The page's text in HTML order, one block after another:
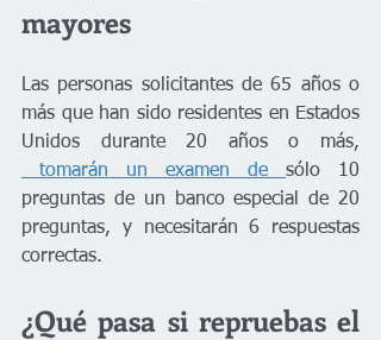
mayores
Las personas solicitantes de 65 años o
más que han sido residentes en Estados
tomarán un examen de sólo 10
preguntas de un banco especial de 20
preguntas, y necesitarán 6 respuestas
correctas.
¿Qué pasa si repruebas el